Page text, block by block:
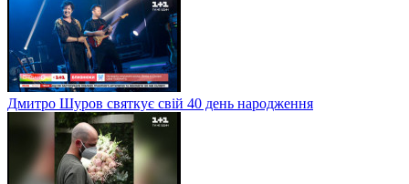
Дмитро Шуров святкує свій 40 день народження